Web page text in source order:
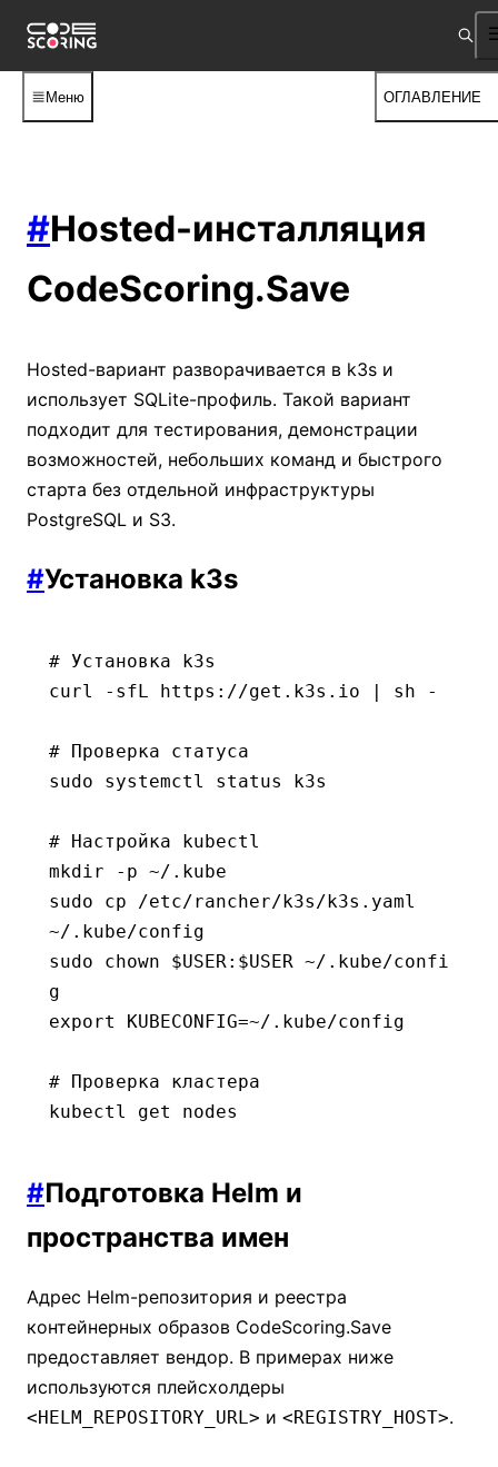
Меню ОГЛАВЛЕНИЕ
#Hosted-инсталляция
CodeScoring.Save
Hosted-вариант разворачивается в k3s и
использует SQLite-профиль. Такой вариант
подходит для тестирования, демонстрации
возможностей, небольших команд и быстрого
старта без отдельной инфраструктуры
PostgreSQL и S3.
#Установка k3s
# Установка k3s
curl
-sfL https://get.k3s.io sh -
# Проверка статуса
sudo systemctl status k3s
# Настройка kubectl
mkdir -p ~/.kube
sudo cp /etc/rancher/k3s/k3s.yaml
~/.kube/config
sudo chown $USER: $USER ~/.kube/confi
g
export
KUBECONFIG=~/.kube/config
# Проверка кластера
kubectl
get nodes
#Подготовка Helm и
пространства имен
Адрес Helm-репозитория и реестра
контейнерных образов CodeScoring.Save
предоставляет вендор. В примерах ниже
используются плейсхолдеры
<HELM_REPOSITORY_URL> и <REGISTRY_HOST>.